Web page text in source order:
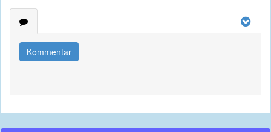
Kommentar